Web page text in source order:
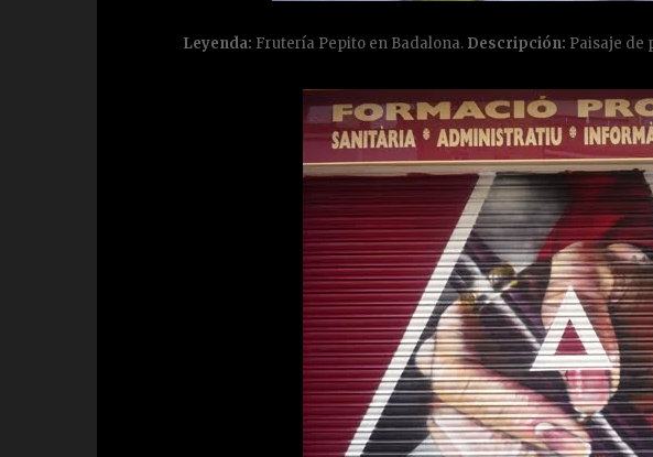
Leyenda: Frutería Pepito en Badalona. Descripción: Paisaje de